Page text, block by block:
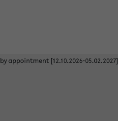
by appointment [12.10.2026-05.02.2027]